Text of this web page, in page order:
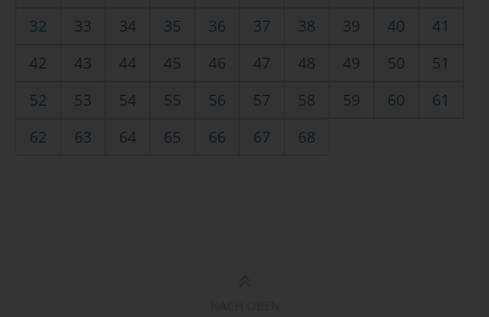
32
33 34 35 36 37 38 39 40
41
42
43 44 45 46 47 48 49 50
51
52
53 54 55 56 57 58 59 60
61
62
63 64 65 66 67 68